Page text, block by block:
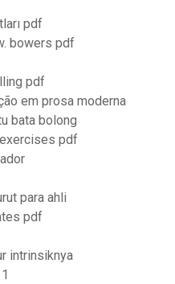
pdf
bowers pdf
pdf
em prosa moderna
bata bolong
pdf
para ahli
pdf
intrinsiknya